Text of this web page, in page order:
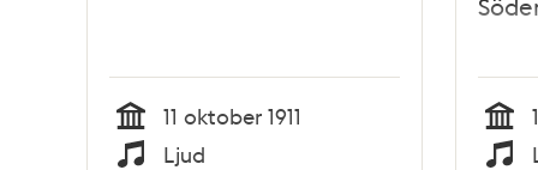
Tid
11 oktober 1911
Ljud Tid